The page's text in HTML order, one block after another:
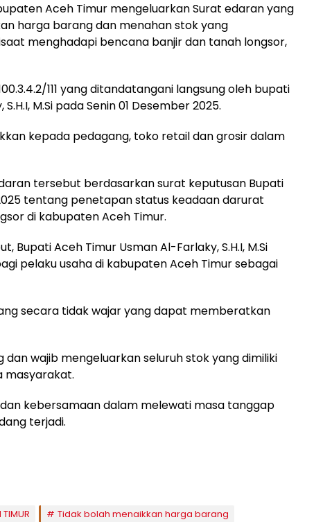
Aceh Timur mengeluarkan Surat edaran yang
harga barang dan menahan stok yang
menghadapi bencana banjir dan tanah longsor,
111 yang ditandatangani langsung oleh bupati
M.Si pada Senin 01 Desember 2025.
kepada pedagang, toko retail dan grosir dalam
tersebut berdasarkan surat keputusan Bupati
tentang penetapan status keadaan darurat
di kabupaten Aceh Timur.
Bupati Aceh Timur Usman Al-Farlaky, S.H.I, M.Si
pelaku usaha di kabupaten Aceh Timur sebagai
secara tidak wajar yang dapat memberatkan
dan wajib mengeluarkan seluruh stok yang dimiliki
masyarakat.
kebersamaan dalam melewati masa tanggap
terjadi.
TIMUR Tidak bolah menaikkan harga barang